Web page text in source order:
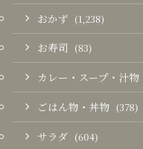
おかず (1,238)
お寿司 (83)
カレー・スープ・汁物
ごはん物・丼物 (378)
サラダ (604)